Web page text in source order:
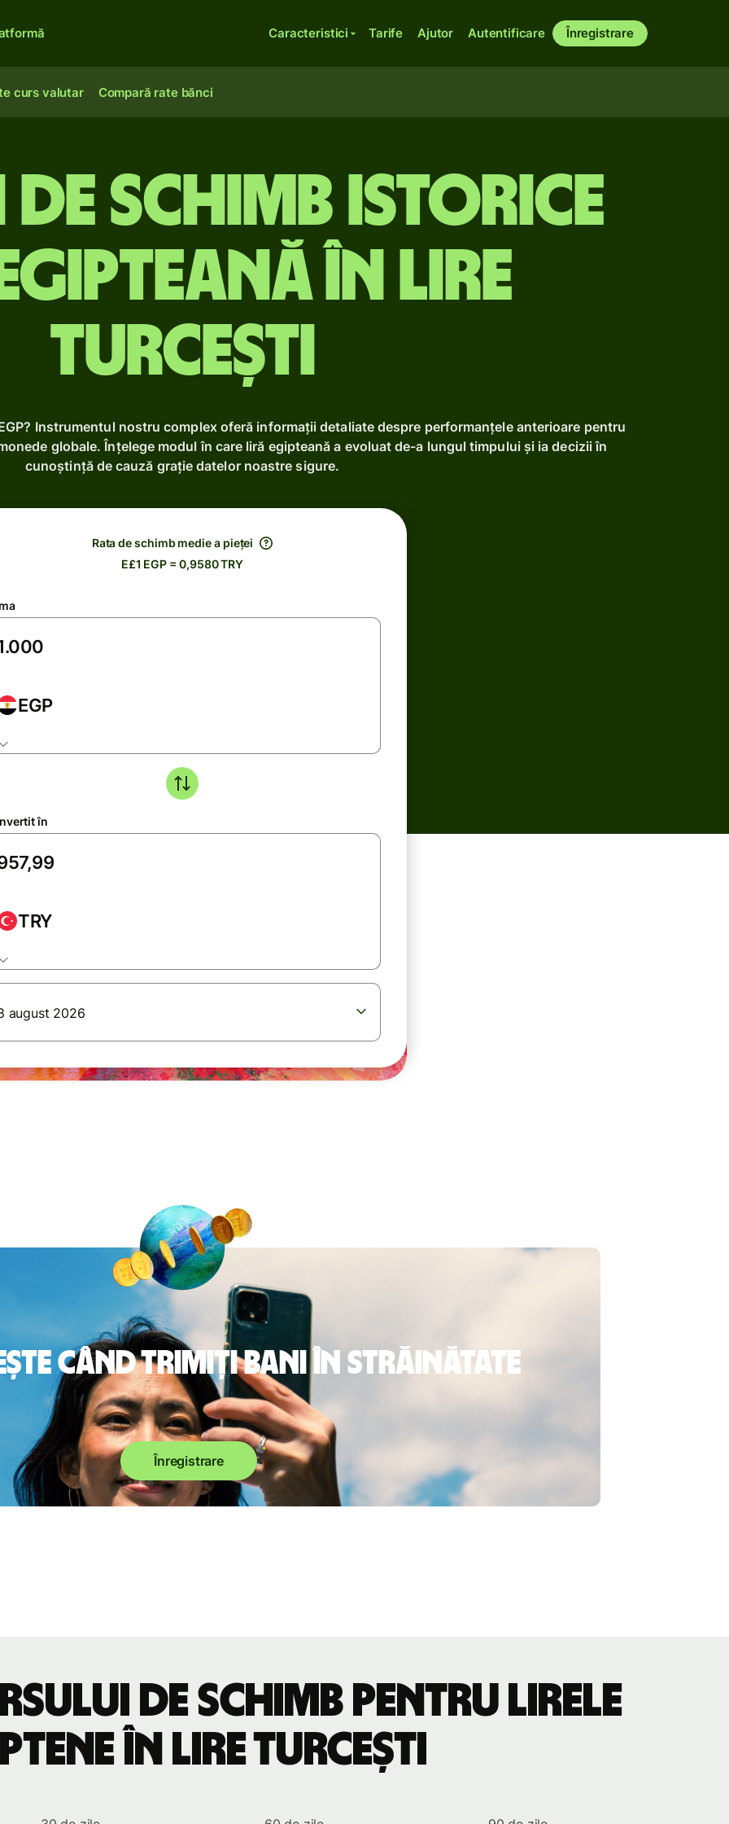
Caracteristici Tarife Ajutor Autentificare Înregistrare
curs valutar Compară rate bănci
schimb istorice
în lire
turcești
Instrumentul nostru complex oferă informații detaliate despre performanțele anterioare pentru
globale. Înțelege modul în care liră egipteană a evoluat de-a lungul timpului și ia decizii în
cunoștință de cauză grație datelor noastre sigure.
Rata de schimb medie a pieței
E£1 EGP = 0,9580 TRY
EGP
în
TRY
august 2026
când trimiți bani în străinătate
Înregistrare
de schimb pentru lirele
în lire turcești